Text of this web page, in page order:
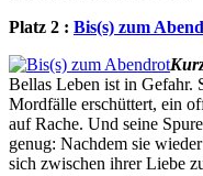
Platz 2 : Bis(s) zum
Bellas Leben ist in Gefahr.
Mordfälle erschüttert, ein
auf Rache. Und seine
genug: Nachdem sie
sich zwischen ihrer Liebe